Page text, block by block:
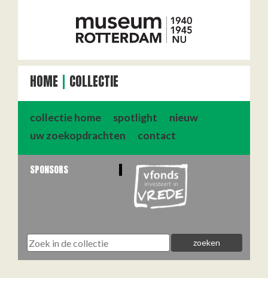
HOME COLLECTIE
collectie home spotlight
nieuw
uw zoekopdrachten
contact
SPONSORS